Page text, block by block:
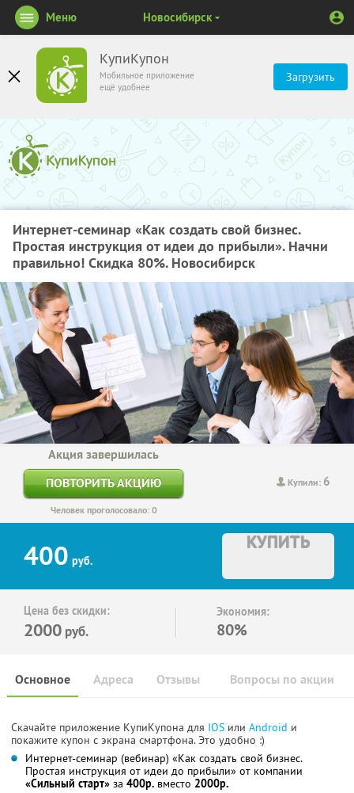
КупиКупон
Мобильное приложение
ещё удобнее
Загрузить
Меню Новосибирск
Интернет-семинар «Как создать свой бизнес.
Простая инструкция от идеи до прибыли». Начни
правильно! Скидка 80%. Новосибирск
Купили: 6
Акция завершилась
ПОВТОРИТЬ АКЦИЮ
Человек проголосовало: 0
400 руб.
КУПИТЬ
Цена без скидки:
2000 руб.
Экономия:
80%
Основное Отзывы Вопросы по акции
Адреса
Скачайте приложение КупиКупона для IOS или Android и
покажите купон с экрана смартфона. Это удобно :)
Интернет-семинар (вебинар) «Как создать свой бизнес.
Простая инструкция от идеи до прибыли» от компании
«Сильный старт» за 400р. вместо 2000р.